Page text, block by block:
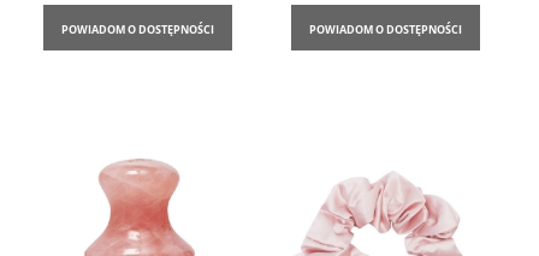
POWIADOM O DOSTĘPNOŚCI POWIADOM O DOSTĘPNOŚCI